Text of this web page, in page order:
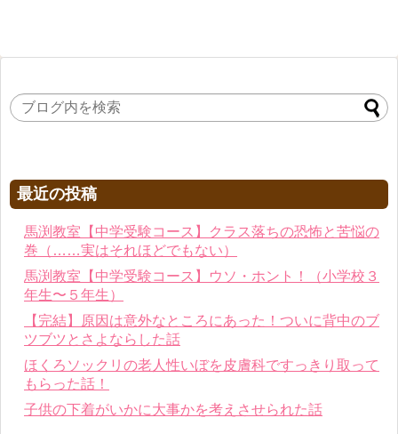
最近の投稿
馬渕教室【中学受験コース】クラス落ちの恐怖と苦悩の
巻（……実はそれほどでもない）
馬渕教室【中学受験コース】ウソ・ホント！（小学校３
年生〜５年生）
【完結】原因は意外なところにあった！ついに背中のブ
ツブツとさよならした話
ほくろソックリの老人性いぼを皮膚科ですっきり取って
もらった話！
子供の下着がいかに大事かを考えさせられた話